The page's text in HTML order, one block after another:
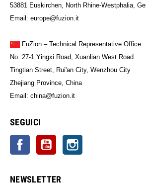
53881 Euskirchen, North Rhine-Westphalia,
Email: europe@fuzion.it
FuZion – Technical Representative Office
No. 27-1 Yingxi Road, Xuanlian West Road
Tingtian Street, Rui'an City, Wenzhou City
Zhejiang Province, China
Email: china@fuzion.it
SEGUICI
Facebook YouTube
NEWSLETTER